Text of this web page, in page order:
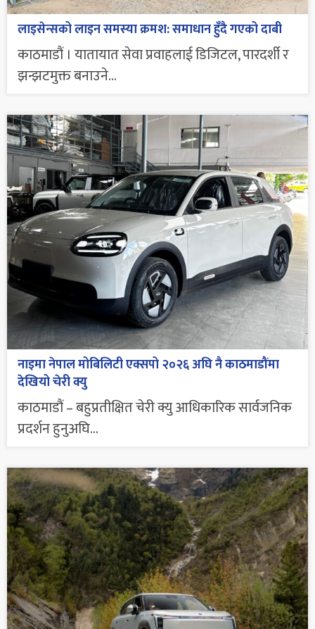
लाइसेन्सको लाइन समस्या क्रमश: समाधान हुँदै गएको दाबी
काठमाडौं । यातायात सेवा प्रवाहलाई डिजिटल, पारदर्शी र
झन्झटमुक्त बनाउने...
नाइमा नेपाल मोबिलिटी एक्सपो २०२६ अघि नै काठमाडौंमा
देखियो चेरी क्यु
काठमाडौं – बहुप्रतीक्षित चेरी क्यु आधिकारिक सार्वजनिक
प्रदर्शन हुनुअघि...